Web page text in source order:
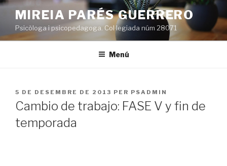
Vés
contingut
MIREIA PARÉS GUERRERO
Psicòloga i psicopedagoga. Col·legiada núm 28071
Menú
PUBLICAT
A
5 DE DESEMBRE DE 2013 PER PSADMIN
Cambio de trabajo: FASE V y fin de
temporada